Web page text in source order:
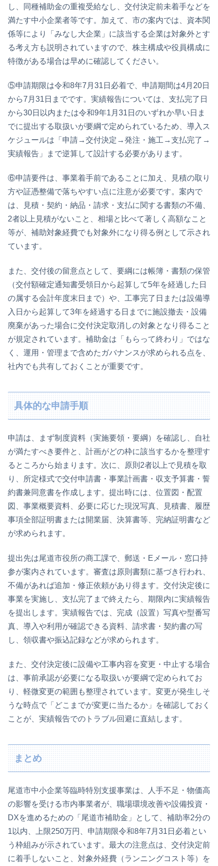
し、同種補助金の重複受給なし、交付決定前未着手などを
満たす中小企業者等です。加えて、市の案内では、資本関
係等により「みなし大企業」に該当する企業は対象外とす
る考え方も説明されていますので、株主構成や役員構成に
特徴がある場合は早めに確認してください。
⑤申請期限は令和8年7月31日必着で、申請期間は4月20日
から7月31日までです。実績報告については、支払完了日
から30日以内または令和9年1月31日のいずれか早い日ま
でに提出する取扱いが要綱で定められているため、導入ス
ケジュールは「申請→交付決定→発注・施工→支払完了→
実績報告」まで逆算して設計する必要があります。
⑥申請要件は、事業着手前であることに加え、見積の取り
方や証憑整備で落ちやすい点に注意が必要です。案内で
は、見積・契約・納品・請求・支払に関する書類の不備、
2者以上見積がないこと、相場と比べて著しく高額なこと
等が、補助対象経費でも対象外になり得る例として示され
ています。
また、交付後の留意点として、要綱には帳簿・書類の保管
（交付額確定通知書受領日から起算して5年を経過した日
の属する会計年度末日まで）や、工事完了日または設備導
入日から起算して3年を経過する日までに施設撤去・設備
廃棄があった場合に交付決定取消しの対象となり得ること
が規定されています。補助金は「もらって終わり」ではな
く、運用・管理まで含めたガバナンスが求められる点を、
社内でも共有しておくことが重要です。
具体的な申請手順
申請は、まず制度資料（実施要領・要綱）を確認し、自社
が満たすべき要件と、計画がどの枠に該当するかを整理す
るところから始まります。次に、原則2者以上で見積を取
り、所定様式で交付申請書・事業計画書・収支予算書・誓
約書兼同意書を作成します。提出時には、位置図・配置
図、事業概要資料、必要に応じた現況写真、見積書、履歴
事項全部証明書または開業届、決算書等、完納証明書など
が求められます。
提出先は尾道市役所の商工課で、郵送・Eメール・窓口持
参が案内されています。審査は原則書類に基づき行われ、
不備があれば追加・修正依頼があり得ます。交付決定後に
事業を実施し、支払完了まで終えたら、期限内に実績報告
を提出します。実績報告では、完成（設置）写真や型番写
真、導入や利用が確認できる資料、請求書・契約書の写
し、領収書や振込記録などが求められます。
また、交付決定後に設備や工事内容を変更・中止する場合
は、事前承認が必要になる取扱いが要綱で定められてお
り、軽微変更の範囲も整理されています。変更が発生しそ
うな時点で「どこまでが変更に当たるか」を確認しておく
ことが、実績報告でのトラブル回避に直結します。
まとめ
尾道市中小企業等臨時特別支援事業は、人手不足・物価高
の影響を受ける市内事業者が、職場環境改善や設備投資・
DXを進めるための「尾道市補助金」として、補助率2分の
1以内、上限250万円、申請期限令和8年7月31日必着とい
う枠組みが示されています。最大の注意点は、交付決定前
に着手しないこと、対象外経費（ランニングコスト等）を